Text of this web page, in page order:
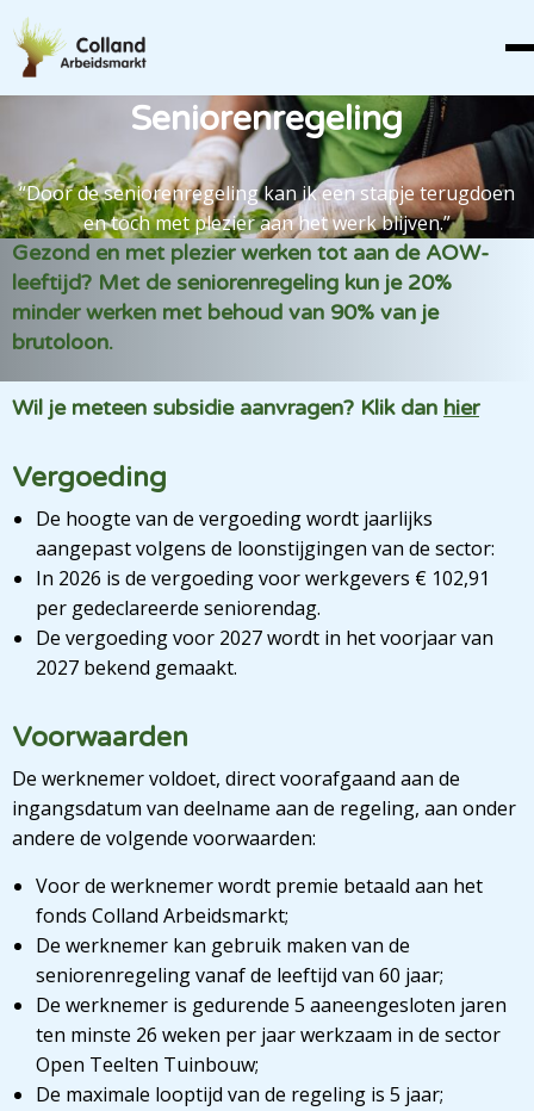
Seniorenregeling
“Door de seniorenregeling kan ik een stapje terugdoen
en toch met plezier aan het werk blijven.”
Gezond en met plezier werken tot aan de AOW-
leeftijd? Met de seniorenregeling kun je 20%
minder werken met behoud van 90% van je
brutoloon.
Wil je meteen subsidie aanvragen? Klik dan hier
Vergoeding
De hoogte van de vergoeding wordt jaarlijks
aangepast volgens de loonstijgingen van de sector:
In 2026 is de vergoeding voor werkgevers € 102,91
per gedeclareerde seniorendag.
De vergoeding voor 2027 wordt in het voorjaar van
2027 bekend gemaakt.
Voorwaarden
De werknemer voldoet, direct voorafgaand aan de
ingangsdatum van deelname aan de regeling, aan onder
andere de volgende voorwaarden:
Voor de werknemer wordt premie betaald aan het
fonds Colland Arbeidsmarkt;
De werknemer kan gebruik maken van de
seniorenregeling vanaf de leeftijd van 60 jaar;
De werknemer is gedurende 5 aaneengesloten jaren
ten minste 26 weken per jaar werkzaam in de sector
Open Teelten Tuinbouw;
De maximale looptijd van de regeling is 5 jaar;